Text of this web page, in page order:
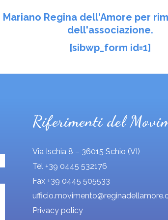
Regina dell'Amore per
dell'associazione.
[sibwp_form id=1]
Riferimenti del
Via Ischia 8 – 36015 Schio (VI)
Tel +39 0445 532176
Fax +39 0445 505533
Privacy policy